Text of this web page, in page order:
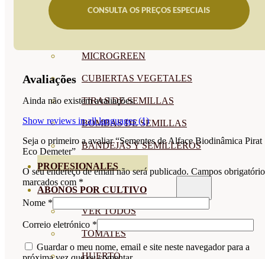
SEMILLAS RAÍZ
MICROGREEN
CUBIERTAS VEGETALES
TIRAS DE SEMILLAS
BOMBAS DE SEMILLAS
BANDEJAS Y SEMILLEROS
PROFESIONALES
ABONOS POR CULTIVO
VER TODOS
TOMATES
HUERTO
CONSULTA OS PREÇOS ESPECIAIS
Avaliações
Ainda não existem avaliações.
Show reviews in all languages (1)
Seja o primeiro a avaliar “Sementes de Alface Biodinâmica Pirat
Eco Demeter”
O seu endereço de email não será publicado. Campos
marcados com *
Nome *
Correio eletrónico *
Guardar o meu nome, email e site neste navegador para a